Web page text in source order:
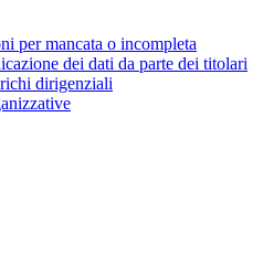
per mancata o incompleta
dei dati da parte dei titolari
dirigenziali